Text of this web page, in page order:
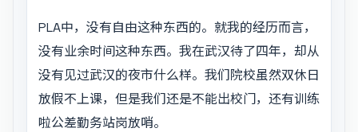
PLA中，没有自由这种东西的。就我的经历而言，
没有业余时间这种东西。我在武汉待了四年，却从
没有见过武汉的夜市什么样。我们院校虽然双休日
放假不上课，但是我们还是不能出校门，还有训练
啦公差勤务站岗放哨。